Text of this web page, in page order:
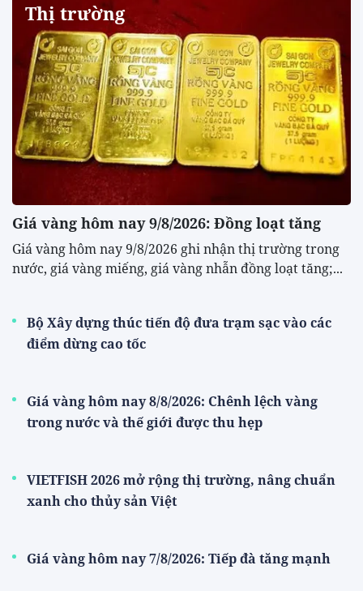
Thị trường
Giá vàng hôm nay 9/8/2026: Đồng loạt tăng
Giá vàng hôm nay 9/8/2026 ghi nhận thị trường trong
nước, giá vàng miếng, giá vàng nhẫn đồng loạt tăng;...
Bộ Xây dựng thúc tiến độ đưa trạm sạc vào các
điểm dừng cao tốc
Giá vàng hôm nay 8/8/2026: Chênh lệch vàng
trong nước và thế giới được thu hẹp
VIETFISH 2026 mở rộng thị trường, nâng chuẩn
xanh cho thủy sản Việt
Giá vàng hôm nay 7/8/2026: Tiếp đà tăng mạnh